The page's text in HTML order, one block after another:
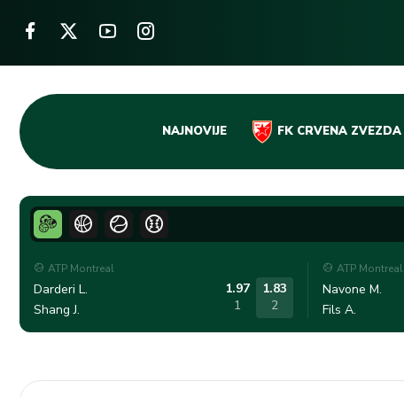
Skip
content
NAJNOVIJE FK CRVENA ZVEZDA
ATP Montreal
Darderi L.
Shang J.
1.97
1
1.83
2
ATP Montreal
Navone M.
Fils A.